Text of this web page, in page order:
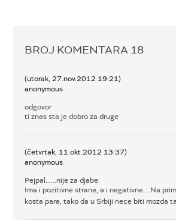
BROJ KOMENTARA 18
(utorak, 27.nov.2012 19:21)
anonymous
odgovor
ti znas sta je dobro za druge
(četvrtak, 11.okt.2012 13:37)
anonymous
Pejpal......nije za djabe.
Ima i pozitivne strane, a i negativne....Na
kosta para, tako da u Srbiji nece biti mozda